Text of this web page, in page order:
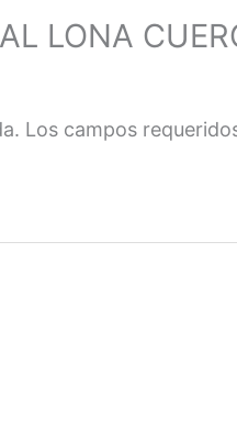
LONA
Los campos